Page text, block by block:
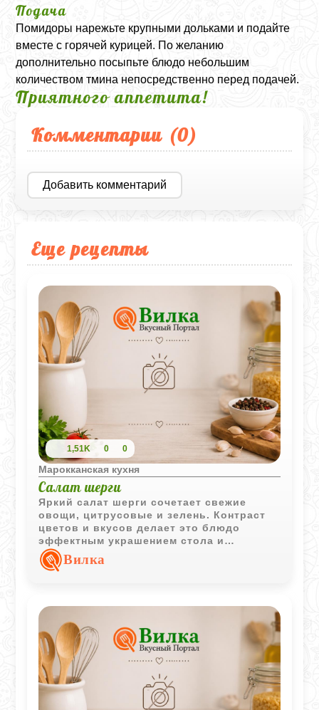
Подача
Помидоры нарежьте крупными дольками и подайте
вместе с горячей курицей. По желанию
дополнительно посыпьте блюдо небольшим
количеством тмина непосредственно перед подачей.
Приятного аппетита!
Комментарии (0)
Добавить комментарий
Еще рецепты
1,51K 0 0
Марокканская кухня
Салат шерги
Яркий салат шерги сочетает свежие
овощи, цитрусовые и зелень. Контраст
цветов и вкусов делает это блюдо
эффектным украшением стола и
отличным дополнением к мясным и
рыбным блюдам.
Вилка